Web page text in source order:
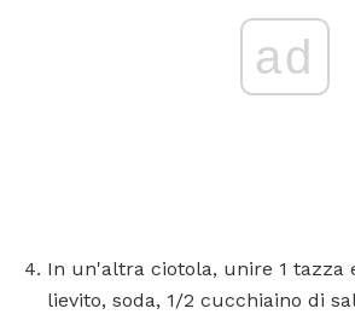
ad
In un'altra ciotola, unire 1 tazza
lievito, soda, 1/2 cucchiaino di